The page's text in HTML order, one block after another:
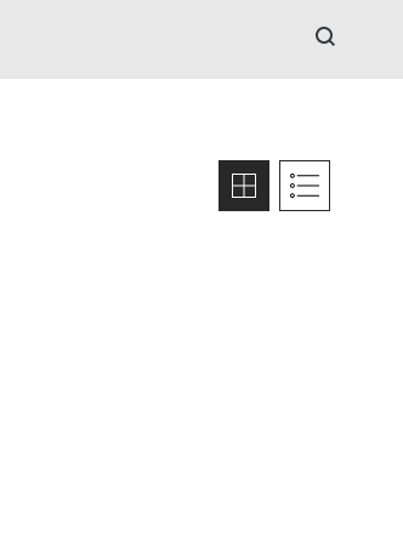
검색